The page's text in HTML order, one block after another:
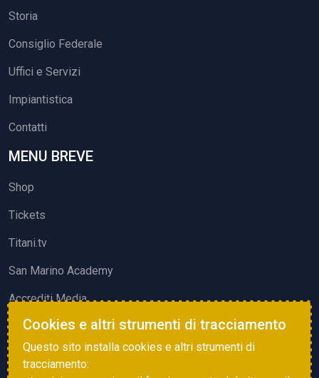
Storia
Consiglio Federale
Uffici e Servizi
Impiantistica
Contatti
MENU BREVE
Shop
Tickets
Titani.tv
San Marino Academy
Accrediti Media
ATTIVITÀ ED EVENTI
Squadre di Calcio
Cookies e altri strumenti di tracciamento
Questo sito installa cookies e altri strumenti di
tracciamento: